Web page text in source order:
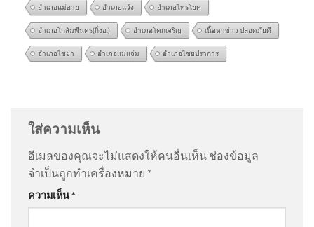
อำเภอแม่อาย อำเภอแว้ง อำเภอไทรโยค
อำเภอโกสัมพีนคร(กิ่งอ.) อำเภอโคกเจริญ เนื้อหาข่าว ปลอดภัยดี
อำเภอไชยา อำเภอแม่แจ่ม อำเภอไชยปราการ
@somchityainork4733 on สด “นายกรัฐมนตรี” ลงพื้นที่
โรงเรียนเทพศิรินทร์ นนทบุรี อัพเดทข่าว
เรื่องคอนเท้น
ไว้ใจหน…
ใส่ความเห็น
อีเมลของคุณจะไม่แสดงให้คนอื่นเห็น ช่องข้อมูล
จำเป็นถูกทำเครื่องหมาย *
ความเห็น*